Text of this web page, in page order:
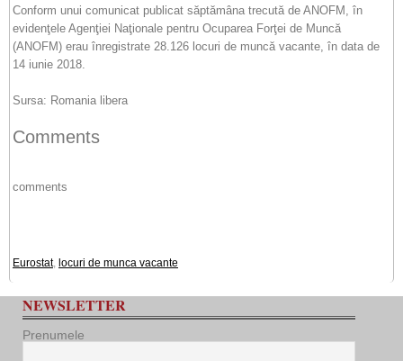
Conform unui comunicat publicat săptămâna trecută de ANOFM, în
evidenţele Agenţiei Naţionale pentru Ocuparea Forţei de Muncă
(ANOFM) erau înregistrate 28.126 locuri de muncă vacante, în data de
14 iunie 2018.
Sursa: Romania libera
Comments
comments
Eurostat, locuri de munca vacante
NEWSLETTER
Prenumele